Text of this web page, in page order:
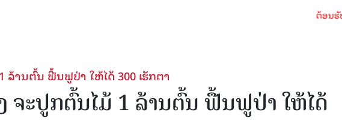
ຕ້ອນຮັບປີທ່ອງທ່
ລ້ານຕົ້ນ ຟື້ນຟູປ່າ ໃຫ້ໄດ້ 300 ເຮັກຕາ
ຈະປູກຕົ້ນໄມ້ 1 ລ້ານຕົ້ນ ຟື້ນຟູປ່າ ໃຫ້ໄດ້